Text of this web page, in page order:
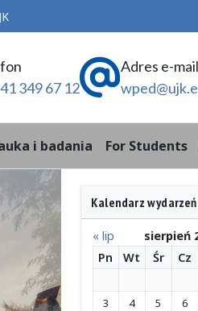
349 67 12
Adres e-mail
i badania For Students
Kalendarz wydarzeń
« lip sierpień
Pn
Wt Śr Cz
3
4 5 6